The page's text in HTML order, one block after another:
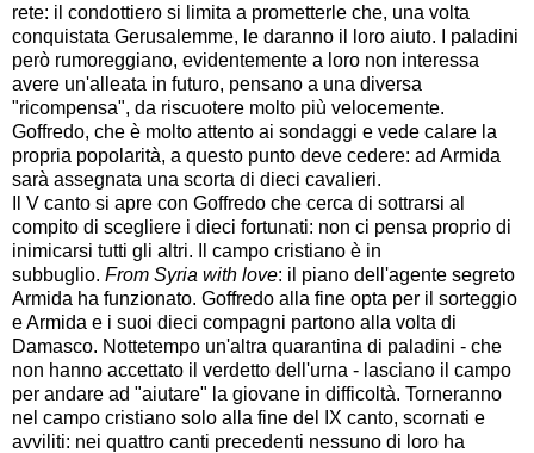
rete: il condottiero si limita a prometterle che, una volta
conquistata Gerusalemme, le daranno il loro aiuto. I paladini
però rumoreggiano, evidentemente a loro non interessa
avere un'alleata in futuro, pensano a una diversa
"ricompensa", da riscuotere molto più velocemente.
Goffredo, che è molto attento ai sondaggi e vede calare la
propria popolarità, a questo punto deve cedere: ad Armida
sarà assegnata una scorta di dieci cavalieri.
Il V canto si apre con Goffredo che cerca di sottrarsi al
compito di scegliere i dieci fortunati: non ci pensa proprio di
inimicarsi tutti gli altri. Il campo cristiano è in
subbuglio. From Syria with love: il piano dell'agente segreto
Armida ha funzionato. Goffredo alla fine opta per il sorteggio
e Armida e i suoi dieci compagni partono alla volta di
Damasco. Nottetempo un'altra quarantina di paladini - che
non hanno accettato il verdetto dell'urna - lasciano il campo
per andare ad "aiutare" la giovane in difficoltà. Torneranno
nel campo cristiano solo alla fine del IX canto, scornati e
avviliti: nei quattro canti precedenti nessuno di loro ha